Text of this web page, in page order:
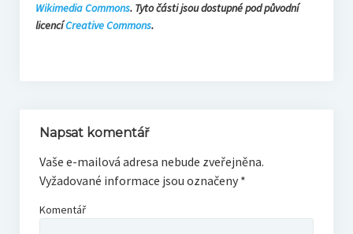
Wikimedia Commons. Tyto části jsou dostupné pod původní
licencíCreative Commons.
Napsat komentář
Vaše e-mailová adresa nebude zveřejněna.
Vyžadované informace jsou označeny *
Komentář